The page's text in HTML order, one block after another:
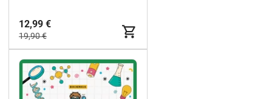
12,99 €
19,90 €